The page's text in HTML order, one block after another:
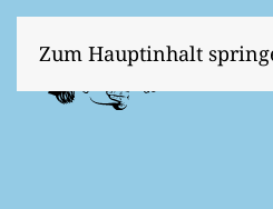
Zum Hauptinhalt